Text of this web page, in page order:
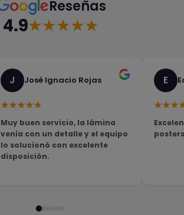
Reseñas
4.9★★★★★
J José Ignacio Rojas
★★★★★
Muy buen servicio, la lámina
venía con un detalle y el equipo
lo solucionó con excelente
disposición.
E